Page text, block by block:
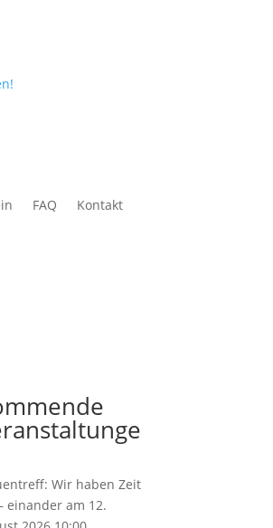
FAQ Kontakt
Wir haben Zeit
einander am 12.